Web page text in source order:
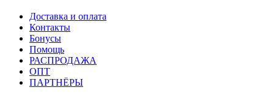
Доставка и оплата
Контакты
Бонусы
Помощь
РАСПРОДАЖА
ОПТ
ПАРТНЁРЫ